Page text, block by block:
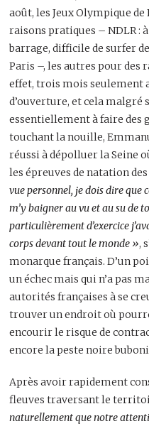
août, les Jeux Olympique de
raisons pratiques – NDLR :
barrage, difficile de surfer
Paris –, les autres pour des
effet, trois mois seulement
d’ouverture, et cela
essentiellement à faire des
touchant la nouille,
réussi à dépolluer la Seine
les épreuves de natation
vue personnel, je dois dire que
m’y baigner au vu et au su de
particulièrement d’exercice
corps devant tout le monde »,
monarque français. D’un
un échec mais qui n’a pas
autorités françaises à se
trouver un endroit où
encourir le risque de
encore la peste noire
Après avoir rapidement
fleuves traversant le
naturellement que notre